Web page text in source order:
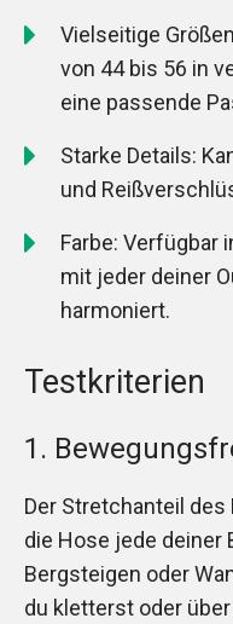
Vielseitige
von 44 bis 56 in
eine passende
Starke Details:
und
Farbe: Verfügbar
mit jeder deiner
harmoniert.
Testkriterien
1.
Der Stretchanteil
die Hose jede deiner
Bergsteigen oder
du kletterst oder